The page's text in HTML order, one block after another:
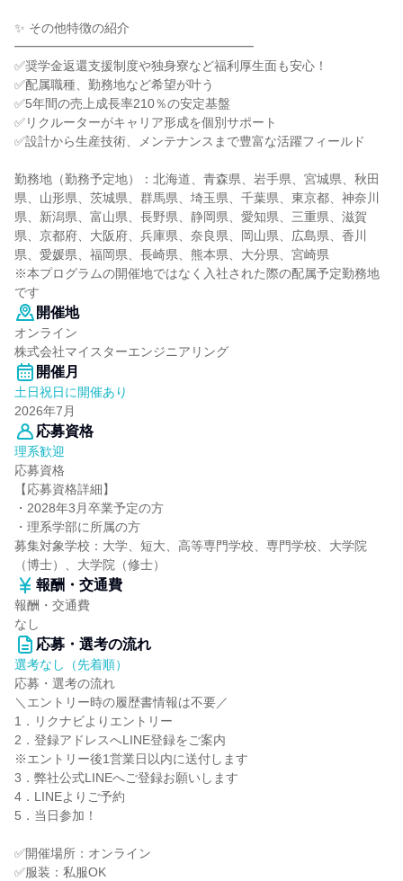
✨ その他特徴の紹介
━━━━━━━━━━━━━━━━━━━
✅奨学金返還支援制度や独身寮など福利厚生面も安心！
✅配属職種、勤務地など希望が叶う
✅5年間の売上成長率210％の安定基盤
✅リクルーターがキャリア形成を個別サポート
✅設計から生産技術、メンテナンスまで豊富な活躍フィールド
勤務地（勤務予定地）：北海道、青森県、岩手県、宮城県、秋田
県、山形県、茨城県、群馬県、埼玉県、千葉県、東京都、神奈川
県、新潟県、富山県、長野県、静岡県、愛知県、三重県、滋賀
県、京都府、大阪府、兵庫県、奈良県、岡山県、広島県、香川
県、愛媛県、福岡県、長崎県、熊本県、大分県、宮崎県
※本プログラムの開催地ではなく入社された際の配属予定勤務地
です
開催地
オンライン
株式会社マイスターエンジニアリング
開催月
土日祝日に開催あり
2026年7月
応募資格
理系歓迎
応募資格
【応募資格詳細】
・2028年3月卒業予定の方
・理系学部に所属の方
募集対象学校：大学、短大、高等専門学校、専門学校、大学院
（博士）、大学院（修士）
報酬・交通費
報酬・交通費
なし
応募・選考の流れ
選考なし（先着順）
応募・選考の流れ
＼エントリー時の履歴書情報は不要／
1．リクナビよりエントリー
2．登録アドレスへLINE登録をご案内
※エントリー後1営業日以内に送付します
3．弊社公式LINEへご登録お願いします
4．LINEよりご予約
5．当日参加！
✅開催場所：オンライン
✅服装：私服OK